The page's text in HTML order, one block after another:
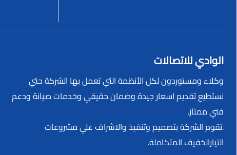
الوادي للاتصالات
وكلاء ومستوردون لكل الأنظمة التي تعمل بها الشركة حتي
نستطيع تقديم اسعار جيدة وضمان حقيقي وخدمات صيانة ودعم
فني ممتاز.
.تقوم الشركة بتصميم وتنفيذ والاشراف علي مشروعات
التيارالخفيف المتكاملة.